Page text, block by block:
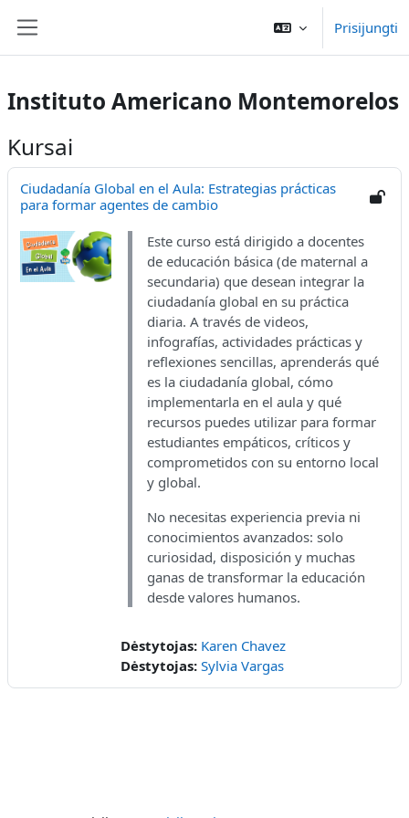
Prisijungti
Instituto Americano Montemorelos
Kursai
Ciudadanía Global en el Aula: Estrategias prácticas
para formar agentes de cambio
Este curso está dirigido a docentes
de educación básica (de maternal a
secundaria) que desean integrar la
ciudadanía global en su práctica
diaria. A través de videos,
infografías, actividades prácticas y
reflexiones sencillas, aprenderás qué
es la ciudadanía global, cómo
implementarla en el aula y qué
recursos puedes utilizar para formar
estudiantes empáticos, críticos y
comprometidos con su entorno local
y global.
No necesitas experiencia previa ni
conocimientos avanzados: solo
curiosidad, disposición y muchas
ganas de transformar la educación
desde valores humanos.
Dėstytojas: Karen Chavez
Dėstytojas: Sylvia Vargas